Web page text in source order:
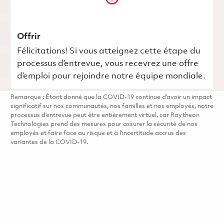
Offrir
Félicitations! Si vous atteignez cette étape du
processus d’entrevue, vous recevrez une offre
d’emploi pour rejoindre notre équipe mondiale.
Remarque : Étant donné que la COVID-19 continue d’avoir un impact
significatif sur nos communautés, nos familles et nos employés, notre
processus d’entrevue peut être entièrement virtuel, car Raytheon
Technologies prend des mesures pour assurer la sécurité de nos
employés et faire face au risque et à l’incertitude accrus des
variantes de la COVID-19.